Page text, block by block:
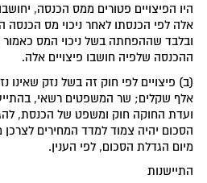
היו הפיצויים פטורים ממס הכנסה,
אלה לפי הכנסתו לאחר ניכוי מס
ההכנסה שלפיה חושבו פיצויים אלה.
(ב) פיצויים לפי חוק זה בשל נזק שאינו
אלף שקלים; שר המשפטים רשאי,
ועדת החוקה חוק ומשפט של הכנסת,
הסכום יהיה צמוד למדד המחירים
מיום הגדלת הסכום, לפי הענין.
התיישנות